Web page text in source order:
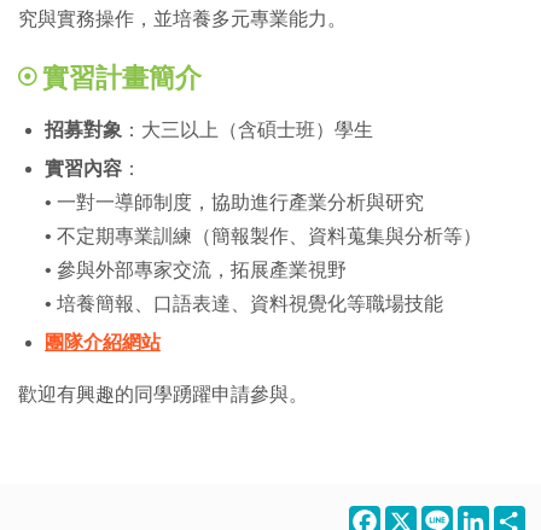
究與實務操作，並培養多元專業能力。
實習計畫簡介
招募對象 ：大三以上（含碩士班）學生
實習內容 ：
• 一對一導師制度，協助進行產業分析與研究
• 不定期專業訓練（簡報製作、資料蒐集與分析等）
• 參與外部專家交流，拓展產業視野
• 培養簡報、口語表達、資料視覺化等職場技能
團隊介紹網站
歡迎有興趣的同學踴躍申請參與。
Facebook
X Line